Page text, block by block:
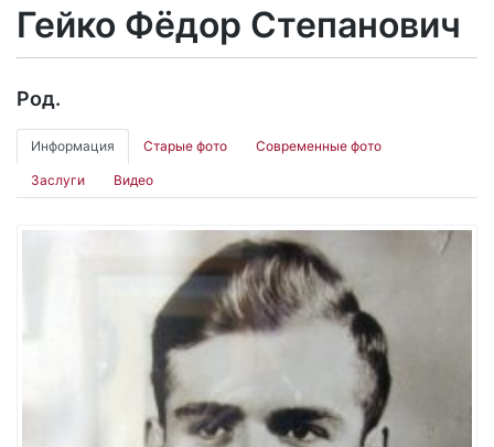
Гейко Фёдор Степанович
Род.
Информация Старые фото Современные фото
Заслуги Видео